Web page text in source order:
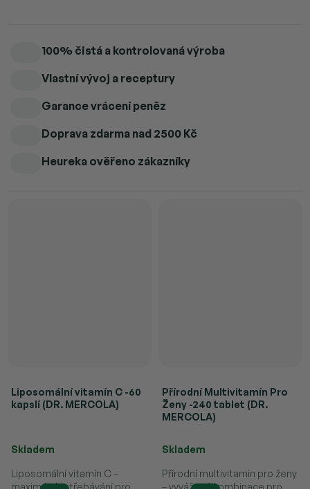
100% čistá a kontrolovaná výroba
Vlastní vývoj a receptury
Garance vrácení peněz
Doprava zdarma nad 2500 Kč
Heureka ověřeno zákazníky
Liposomální vitamín C -60
kapslí (DR. MERCOLA)
Skladem
Liposomální vitamín C –
Přírodní Multivitamín Pro
Ženy -240 tablet (DR.
MERCOLA)
Skladem
Přírodní multivitamin pro ženy